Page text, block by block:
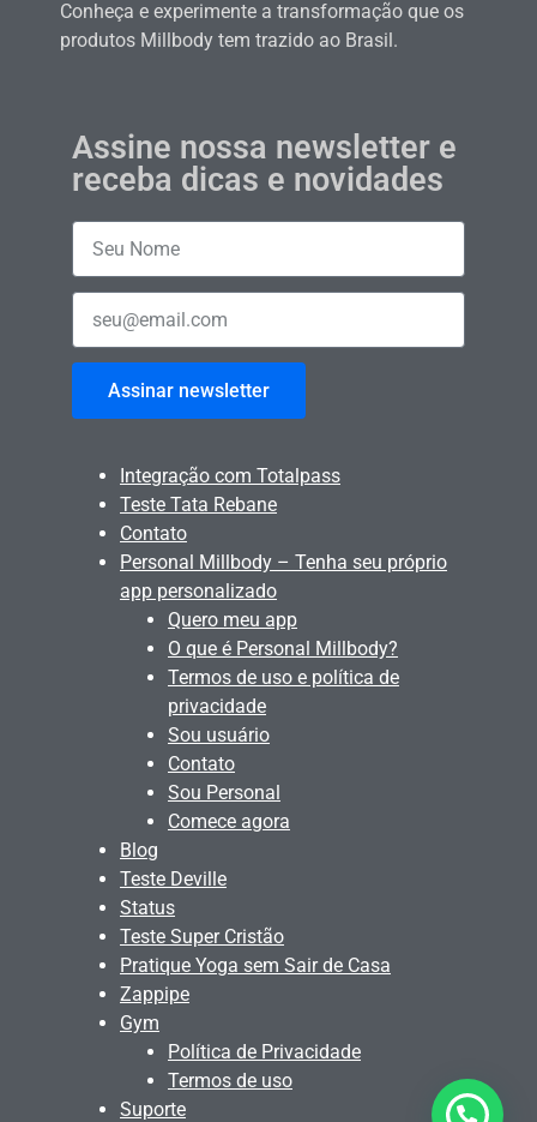
Conheça e experimente a transformação que os
produtos Millbody tem trazido ao Brasil.
Assine nossa newsletter e
receba dicas e novidades
Assinar newsletter
Integração com Totalpass
Teste Tata Rebane
Contato
Personal Millbody – Tenha seu próprio
app personalizado
Quero meu app
O que é Personal Millbody?
Termos de uso e política de
privacidade
Sou usuário
Contato
Sou Personal
Comece agora
Blog
Teste Deville
Status
Teste Super Cristão
Pratique Yoga sem Sair de Casa
Zappipe
Gym
Política de Privacidade
Termos de uso
Suporte